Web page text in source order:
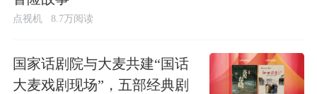
点视机 8.7万阅读
国家话剧院与大麦共建“国话
大麦戏剧现场”，五部经典剧